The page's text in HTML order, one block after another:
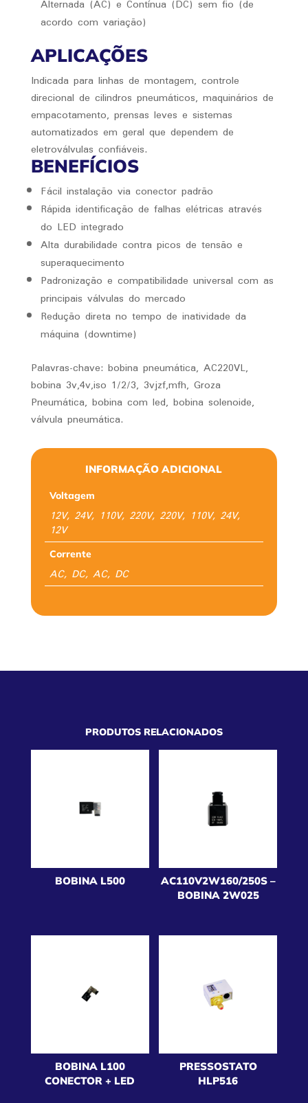
Alternada (AC) e Contínua (DC) sem fio (de
acordo com variação)
APLICAÇÕES
Indicada para linhas de montagem, controle
direcional de cilindros pneumáticos, maquinários de
empacotamento, prensas leves e sistemas
automatizados em geral que dependem de
eletroválvulas confiáveis.
BENEFÍCIOS
Fácil instalação via conector padrão
Rápida identificação de falhas elétricas através
do LED integrado
Alta durabilidade contra picos de tensão e
superaquecimento
Padronização e compatibilidade universal com as
principais válvulas do mercado
Redução direta no tempo de inatividade da
máquina (downtime)
Palavras-chave: bobina pneumática, AC220VL,
bobina 3v,4v,iso 1/2/3, 3vjzf,mfh, Groza
Pneumática, bobina com led, bobina solenoide,
válvula pneumática.
INFORMAÇÃO ADICIONAL
Voltagem
12V, 24V, 110V, 220V, 220V, 110V, 24V,
12V
Corrente
AC, DC, AC, DC
PRODUTOS RELACIONADOS
BOBINA L500
AC110V2W160/250S –
BOBINA 2W025
BOBINA L100
CONECTOR + LED
PRESSOSTATO
HLP516